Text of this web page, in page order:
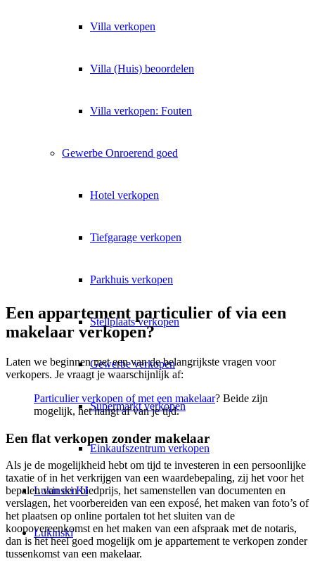
Villa verkopen
Villa (Huis) beoordelen
Villa verkopen: Fouten
Gewerbe Onroerend goed
Hotel verkopen
Tiefgarage verkopen
Parkhuis verkopen
Stellplaats verkopen
Gewerbe verkopen
Supermarkt verkopen
Einkaufszentrum verkopen
Lukinski KI
Lukinski
Een appartement particulier of via een
makelaar verkopen?
Laten we beginnen met een van de belangrijkste vragen voor
verkopers. Je vraagt je waarschijnlijk af:
Particulier verkopen of met een makelaar? Beide zijn
mogelijk, het hangt af van je tijd.
Een flat verkopen zonder makelaar
Als je de mogelijkheid hebt om tijd te investeren in een persoonlijke
taxatie of in het verkrijgen van een waardebepaling, zij het voor het
bepalen van een biedprijs, het samenstellen van documenten en
verslagen, het voorbereiden van een exposé, het maken van foto’s of
het plaatsen op online portalen tot het sluiten van de
koopovereenkomst en het maken van een afspraak met de notaris,
dan is het heel goed mogelijk om je appartement te verkopen zonder
tussenkomst van een makelaar.